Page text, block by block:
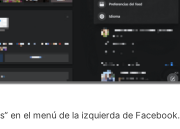
s” en el menú de la izquierda de Facebook.